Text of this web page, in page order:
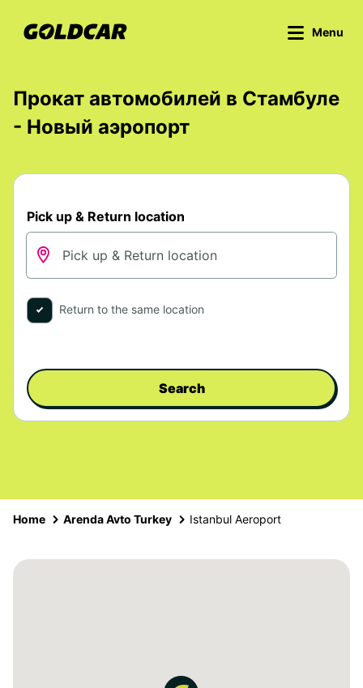
Menu
Прокат автомобилей в Стамбуле
- Новый аэропорт
Pick up & Return location
Return to the same location
Search
Home Arenda Avto Turkey Istanbul Aeroport